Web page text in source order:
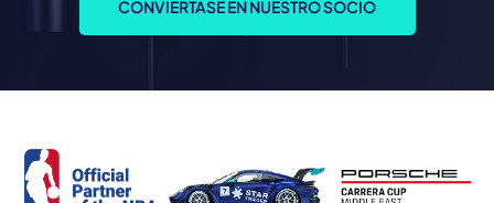
CONVIÉRTASE EN NUESTRO SOCIO